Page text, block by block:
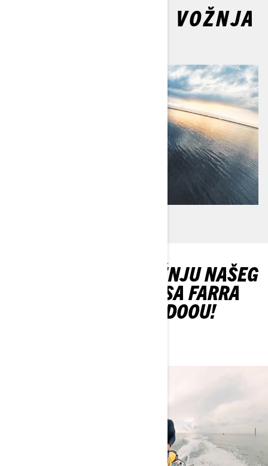
CHRISOVA PRVA VOŽNJA
OTKRIJTE PRVU VOŽNJU NAŠEG
AMBASADORA CHRISA FARRA
NA NJEGOVOM SEA-DOOU!